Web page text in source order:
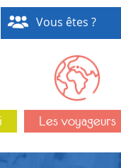
Vous êtes ?
Les voyageurs